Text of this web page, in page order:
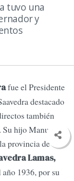
tuvo una
y
fue el Presidente
destacado
también
hijo Manuel
provincia de
Lamas,
1936, por su